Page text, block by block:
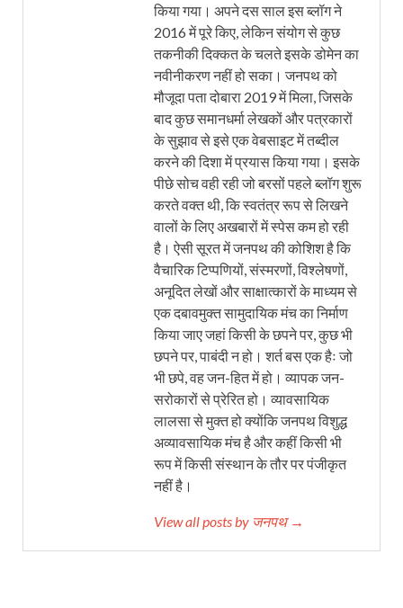
किया गया। अपने दस साल इस ब्लॉग ने
2016 में पूरे किए, लेकिन संयोग से कुछ
तकनीकी दिक्कत के चलते इसके डोमेन का
नवीनीकरण नहीं हो सका। जनपथ को
मौजूदा पता दोबारा 2019 में मिला, जिसके
बाद कुछ समानधर्मा लेखकों और पत्रकारों
के सुझाव से इसे एक वेबसाइट में तब्दील
करने की दिशा में प्रयास किया गया। इसके
पीछे सोच वही रही जो बरसों पहले ब्लॉग शुरू
करते वक्त थी, कि स्वतंत्र रूप से लिखने
वालों के लिए अखबारों में स्पेस कम हो रही
है। ऐसी सूरत में जनपथ की कोशिश है कि
वैचारिक टिप्पणियों, संस्मरणों, विश्लेषणों,
अनूदित लेखों और साक्षात्कारों के माध्यम से
एक दबावमुक्त सामुदायिक मंच का निर्माण
किया जाए जहां किसी के छपने पर, कुछ भी
छपने पर, पाबंदी न हो। शर्त बस एक हैः जो
भी छपे, वह जन-हित में हो। व्यापक जन-
सरोकारों से प्रेरित हो। व्यावसायिक
लालसा से मुक्त हो क्योंकि जनपथ विशुद्ध
अव्यावसायिक मंच है और कहीं किसी भी
रूप में किसी संस्थान के तौर पर पंजीकृत
नहीं है।
View all posts by जनपथ →